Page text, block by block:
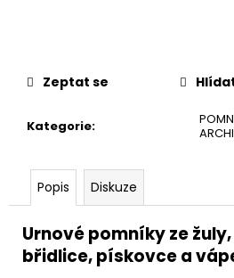
Kategorie:
Zeptat se
Popis Diskuze
Urnové pomníky ze
břidlice, pískovce a